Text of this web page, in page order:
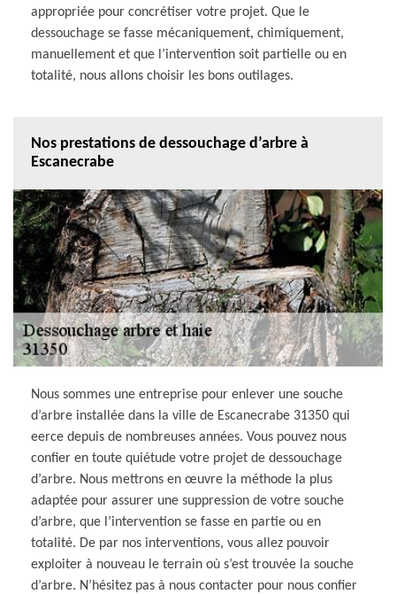
appropriée pour concrétiser votre projet. Que le
dessouchage se fasse mécaniquement, chimiquement,
manuellement et que l’intervention soit partielle ou en
totalité, nous allons choisir les bons outilages.
Nos prestations de dessouchage d’arbre à
Escanecrabe
Nous sommes une entreprise pour enlever une souche
d’arbre installée dans la ville de Escanecrabe 31350 qui
eerce depuis de nombreuses années. Vous pouvez nous
confier en toute quiétude votre projet de dessouchage
d’arbre. Nous mettrons en œuvre la méthode la plus
adaptée pour assurer une suppression de votre souche
d’arbre, que l’intervention se fasse en partie ou en
totalité. De par nos interventions, vous allez pouvoir
exploiter à nouveau le terrain où s’est trouvée la souche
d’arbre. N’hésitez pas à nous contacter pour nous confier